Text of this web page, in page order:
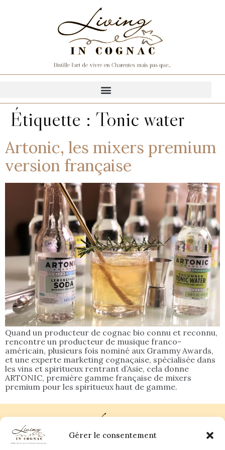
Gérer le consentement
Étiquette : Tonic water
Artonic, les mixers premium
version française
Quand un producteur de cognac bio connu et reconnu,
rencontre un producteur de musique franco-
américain, plusieurs fois nominé aux Grammy Awards,
et une experte marketing cognaçaise, spécialisée dans
les vins et spiritueux rentrant d’Asie, cela donne
ARTONIC, première gamme française de mixers
premium pour les spiritueux haut de gamme.